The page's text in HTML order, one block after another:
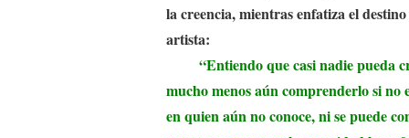
la creencia, mientras enfatiza el
artista:
“Entiendo que casi nadie pueda
mucho menos aún comprenderlo si no
en quien aún no conoce, ni se puede